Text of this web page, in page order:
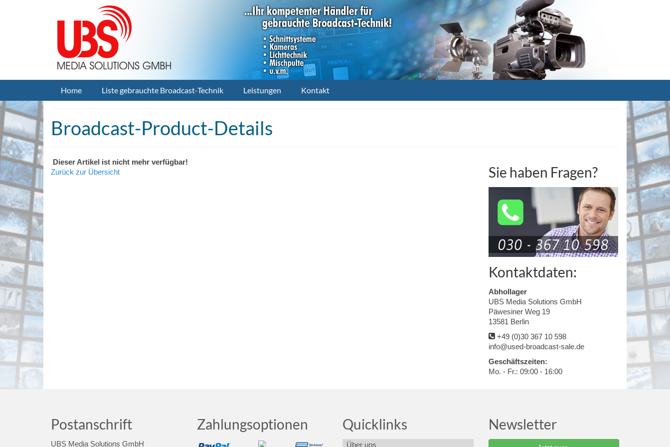
Home Liste gebrauchte Broadcast-Technik Leistungen Kontakt
Broadcast-Product-Details
Dieser Artikel ist nicht mehr verfügbar!
Zurück zur Übersicht
Sie haben Fragen?
Kontaktdaten:
Abhollager
UBS Media Solutions GmbH
Päwesiner Weg 19
13581 Berlin
+49 (0)30 367 10 598
info@used-broadcast-sale.de
Geschäftszeiten:
Mo. - Fr.: 09:00 - 16:00
Postanschrift
UBS Media Solutions GmbH
Zahlungsoptionen Quicklinks
Über uns
Newsletter